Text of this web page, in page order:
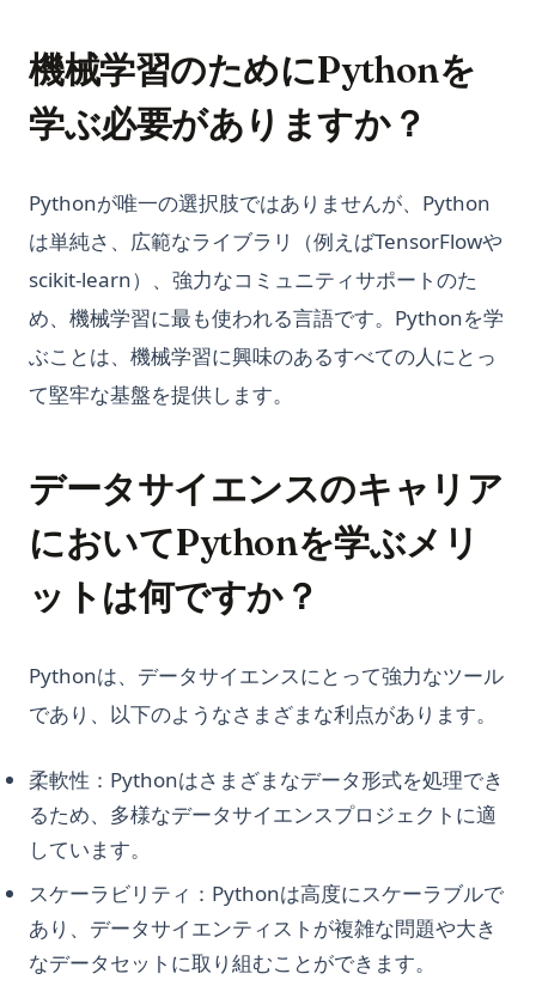
機械学習のためにPythonを
学ぶ必要がありますか？
Pythonが唯一の選択肢ではありませんが、Python
は単純さ、広範なライブラリ（例えばTensorFlowや
scikit-learn）、強力なコミュニティサポートのた
め、機械学習に最も使われる言語です。Pythonを学
ぶことは、機械学習に興味のあるすべての人にとっ
て堅牢な基盤を提供します。
データサイエンスのキャリア
においてPythonを学ぶメリ
ットは何ですか？
Pythonは、データサイエンスにとって強力なツール
であり、以下のようなさまざまな利点があります。
柔軟性：Pythonはさまざまなデータ形式を処理でき
るため、多様なデータサイエンスプロジェクトに適
しています。
スケーラビリティ：Pythonは高度にスケーラブルで
あり、データサイエンティストが複雑な問題や大き
なデータセットに取り組むことができます。